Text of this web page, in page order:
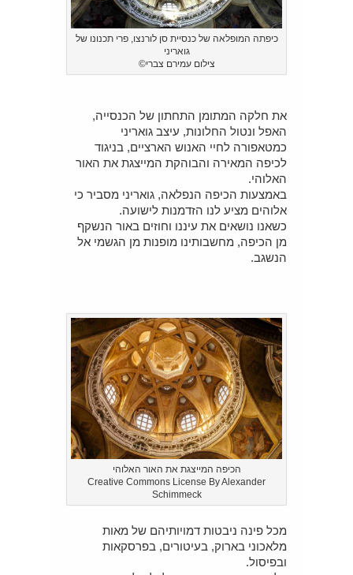
כיפתה המופלאה של כנסיית סן לורנצו, פרי תכנונו של
גואריני
צילום עמירם צברי©
את חלקה המתומן התחתון של הכנסייה,
האפל ונטול החלונות, עיצב גואריני
כמטאפורה לחיי האנוש הארציים, בניגוד
לכיפה המאירה והבוהקת המייצגת את האור
האלוהי.
באמצעות הכיפה הנפלאה, גואריני מסביר כי
אלוהים מציע לנו הזדמנות לישועה.
כשאנו נושאים את עיננו וחוזים באור הנשקף
מן הכיפה, מחשבותינו מופנות מן הגשמי אל
הנשגב.
הכיפה המייצגת את האור האלוהי
Creative Commons License By Alexander
Schimmeck
מכל פינה ניבטות דמויותיהם של מאות
מלאכוני בארוק, בעיטורים, בפרסקאות
ובפיסול.